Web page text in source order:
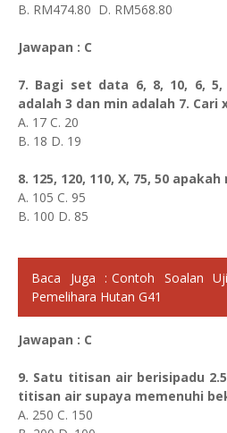
B. RM474.80 D. RM568.80
Jawapan : C
7. Bagi set data 6, 8, 10, 6,
adalah 3 dan min adalah 7. Cari
A. 17 C. 20
B. 18 D. 19
8. 125, 120, 110, X, 75, 50 apakah
A. 105 C. 95
B. 100 D. 85
Baca Juga : Contoh Soalan
Pemelihara Hutan G41
Jawapan : C
9. Satu titisan air berisipadu
titisan air supaya memenuhi
A. 250 C. 150